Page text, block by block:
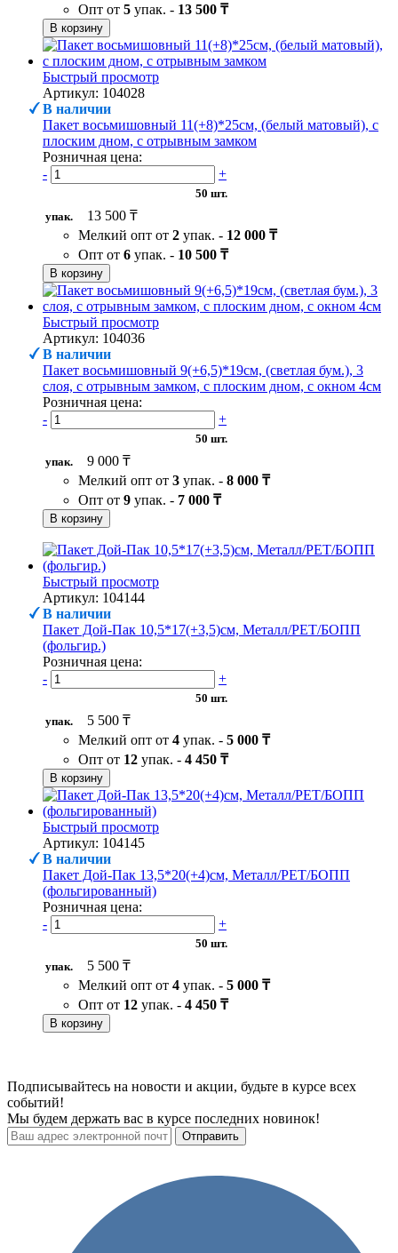
Опт от 5 упак. - 13 500 ₸
В корзину
Быстрый просмотр
Артикул: 104028
В наличии
Пакет восьмишовный 11(+8)*25см, (белый матовый), с
плоским дном, с отрывным замком
Розничная цена:
-
+
50 шт.
упак.
13 500 ₸
Мелкий опт от 2 упак. - 12 000 ₸
Опт от 6 упак. - 10 500 ₸
В корзину
Быстрый просмотр
Артикул: 104036
В наличии
Пакет восьмишовный 9(+6,5)*19см, (светлая бум.), 3
слоя, с отрывным замком, с плоским дном, с окном 4см
Розничная цена:
-
+
50 шт.
упак.
9 000 ₸
Мелкий опт от 3 упак. - 8 000 ₸
Опт от 9 упак. - 7 000 ₸
В корзину
Быстрый просмотр
Артикул: 104144
В наличии
Пакет Дой-Пак 10,5*17(+3,5)см, Металл/PET/БОПП
(фольгир.)
Розничная цена:
-
+
50 шт.
упак.
5 500 ₸
Мелкий опт от 4 упак. - 5 000 ₸
Опт от 12 упак. - 4 450 ₸
В корзину
Быстрый просмотр
Артикул: 104145
В наличии
Пакет Дой-Пак 13,5*20(+4)см, Металл/PET/БОПП
(фольгированный)
Розничная цена:
-
+
50 шт.
упак.
5 500 ₸
Мелкий опт от 4 упак. - 5 000 ₸
Опт от 12 упак. - 4 450 ₸
В корзину
Подписывайтесь на новости и акции, будьте в курсе всех
событий!
Мы будем держать вас в курсе последних новинок!